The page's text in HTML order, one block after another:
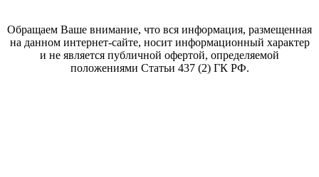
Обращаем Ваше внимание, что вся информация, размещенная
на данном интернет-сайте, носит информационный характер
и не является публичной офертой, определяемой
положениями Статьи 437 (2) ГК РФ.